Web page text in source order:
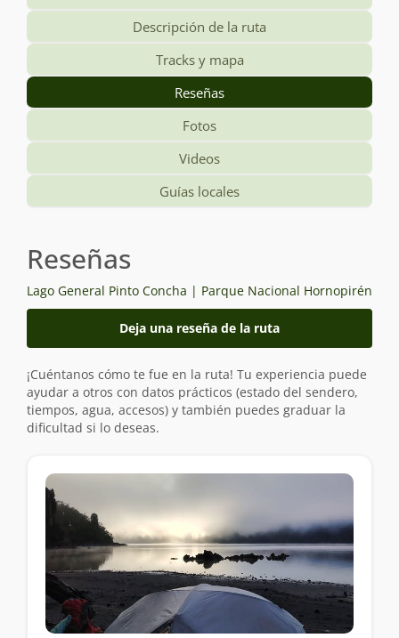
Descripción de la ruta
Tracks y mapa
Reseñas
Fotos
Videos
Guías locales
Reseñas
Lago General Pinto Concha | Parque Nacional Hornopirén
Deja una reseña de la ruta
¡Cuéntanos cómo te fue en la ruta! Tu experiencia puede
ayudar a otros con datos prácticos (estado del sendero,
tiempos, agua, accesos) y también puedes graduar la
dificultad si lo deseas.